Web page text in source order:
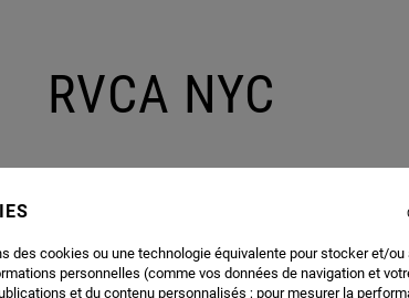
RVCA NYC
des cookies ou une technologie équivalente pour stocker et/ou
personnelles (comme vos données de navigation et
et du contenu personnalisés ; pour mesurer la